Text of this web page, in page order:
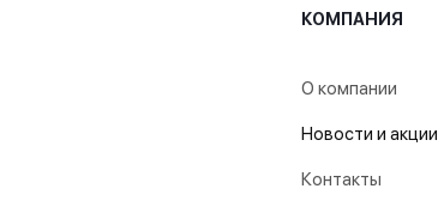
КОМПАНИЯ
О компании
Новости и акции
Контакты